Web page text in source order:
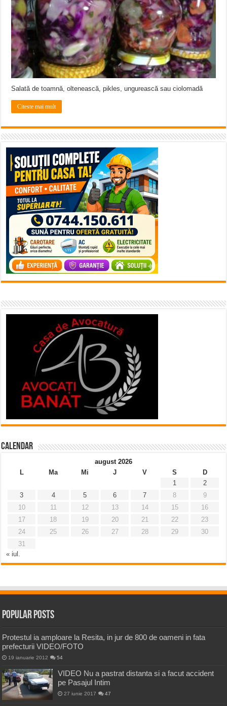
ANUNŢ OPRIRE APĂ în CARANSEBEȘ – 04.08.2026 – avarie – Calea
ANUNŢ OPRIRE APĂ în CARANSEBEȘ avarie
Salată de toamnă, oltenească, pikles, ungurească sau ciolomadă
Citeste mai mult
Calendar
august 2026
L
Ma Mi J V S
D
1
2
3
4 5 6 7 8
9
10
11 12 13 14 15
16
17
18 19 20 21 22
23
24
25 26 27 28 29
30
31
« iul.
Popular Posts
Protestul ia amploare la Resita, in jur de 800 de oameni in fata
prefecturii VIDEO/FOTO
19 ianuarie 2012 54
VIDEO Nu a pastrat distanta si a facut accident
pe Pasajul Intim
27 iunie 2017 47